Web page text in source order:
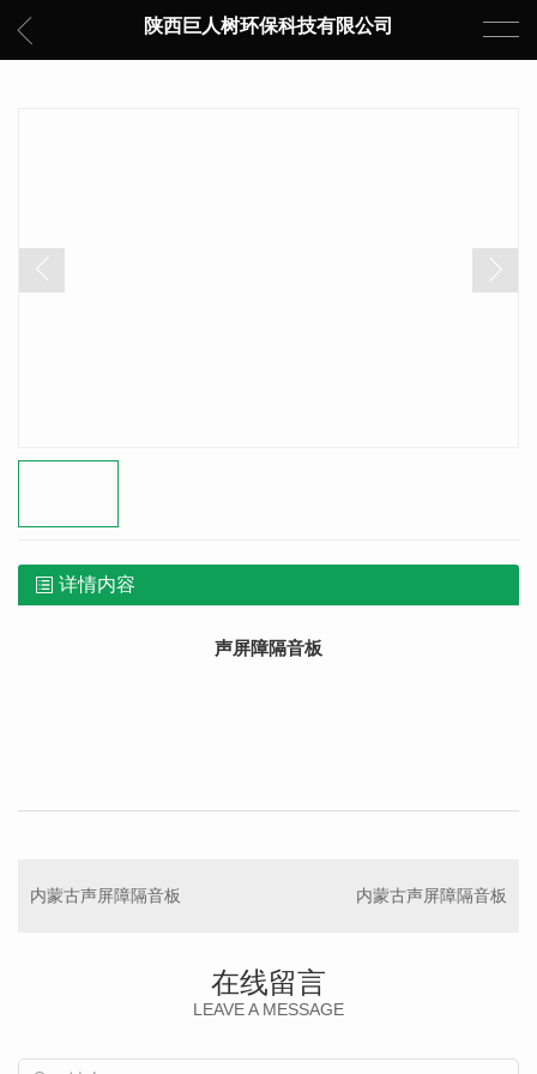
陕西巨人树环保科技有限公司
详情内容
声屏障隔音板
内蒙古声屏障隔音板 内蒙古声屏障隔音板
在线留言
LEAVE A MESSAGE